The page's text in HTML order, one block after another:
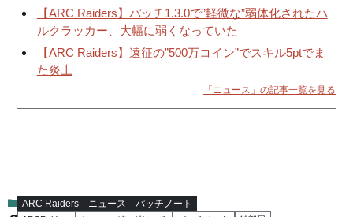
【ARC Raiders】パッチ1.3.0で”軽微な”弱体化されたハ
ルクラッカー、大幅に弱くなっていた
【ARC Raiders】遠征の”500万コイン”でスキル5ptでま
た炎上
「ニュース」の記事一覧を見る
ARC Raiders ニュース パッチノート